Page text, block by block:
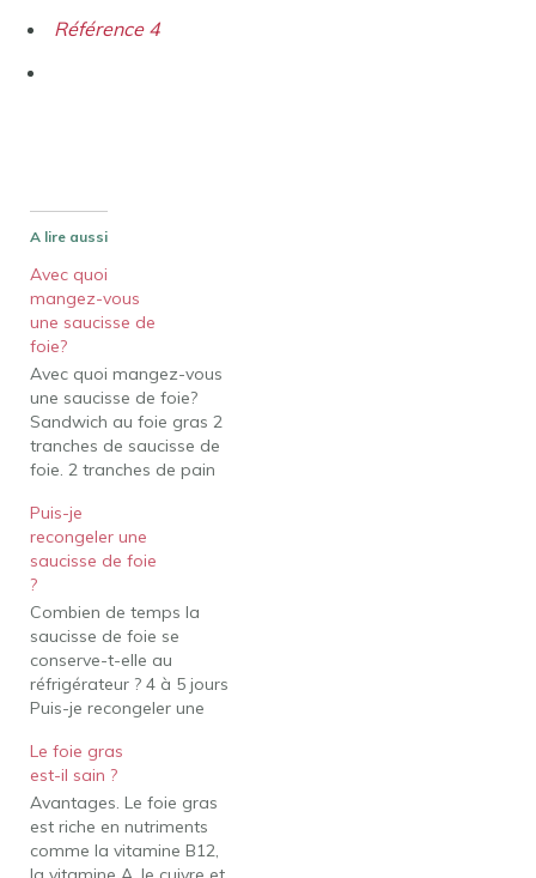
Référence 4
A lire aussi
Avec quoi
mangez-vous
une saucisse de
foie?
Avec quoi mangez-vous
une saucisse de foie?
Sandwich au foie gras 2
tranches de saucisse de
foie. 2 tranches de pain
Salade. Mayonnaise.
Oignons rouges marinés,
facultatif. Mangez-vous
de la saucisse de foie
froide? Essayez de servir
le Braunschweiger à la
fois froid et poêlé. Dans…
Puis-je
recongeler une
saucisse de foie
?
Combien de temps la
saucisse de foie se
conserve-t-elle au
réfrigérateur ? 4 à 5 jours
Puis-je recongeler une
saucisse de foie peut
être décongelée,
tranchée et recongelée.
D'après mon expérience,
la saucisse de foie se
Le foie gras
est-il sain ?
Avantages. Le foie gras
est riche en nutriments
comme la vitamine B12,